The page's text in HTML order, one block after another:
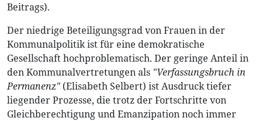
Beitrags).
Der niedrige Beteiligungsgrad von Frauen in der
Kommunalpolitik ist für eine demokratische
Gesellschaft hochproblematisch. Der geringe Anteil in
den Kommunalvertretungen als "Verfassungsbruch in
Permanenz" (Elisabeth Selbert) ist Ausdruck tiefer
liegender Prozesse, die trotz der Fortschritte von
Gleichberechtigung und Emanzipation noch immer